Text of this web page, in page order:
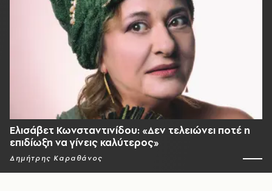
Ελισάβετ Κωνσταντινίδου: «Δεν τελειώνει ποτέ η
επιδίωξη να γίνεις καλύτερος»
Δημήτρης Καραθάνος